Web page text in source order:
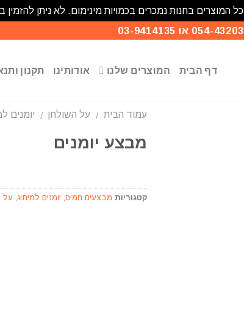
כל המוצרים בחנות נמכרים בכמויות מינימום. לא ניתן
דף הבית המוצרים שלנו אודותינו תקנון
עמוד הבית / על השולחן / יומנים
מבצע יומנים
קטגוריות מבצעים חמים, יומנים למיתוג, על